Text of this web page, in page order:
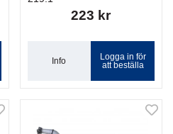
223 kr
Info
Logga in för
att beställa